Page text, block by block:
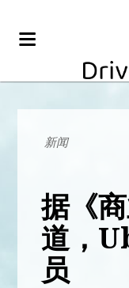
新闻
据《
道，
员